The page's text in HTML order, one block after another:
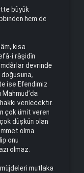
büyük
hem de
kısa
i râşidîn
devrinde
ise Efendimiz
verilecektir.
çok ümit veren
düşkün olan
olma
onu
olmaz.
mutlaka